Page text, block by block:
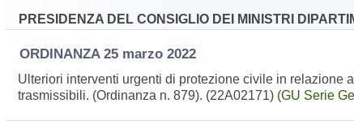
PRESIDENZA DEL CONSIGLIO DEI MINISTRI
ORDINANZA 25 marzo 2022
Ulteriori interventi urgenti di protezione civile in relazione
trasmissibili. (Ordinanza n. 879). (22A02171) (GU Serie